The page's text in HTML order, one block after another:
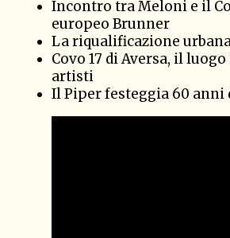
Incontro tra Meloni e il
europeo Brunner
La riqualificazione
Covo 17 di Aversa, il
artisti
Il Piper festeggia 60